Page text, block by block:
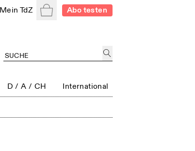
Mein TdZ WarenkorbAbo testen
D / A / CH International